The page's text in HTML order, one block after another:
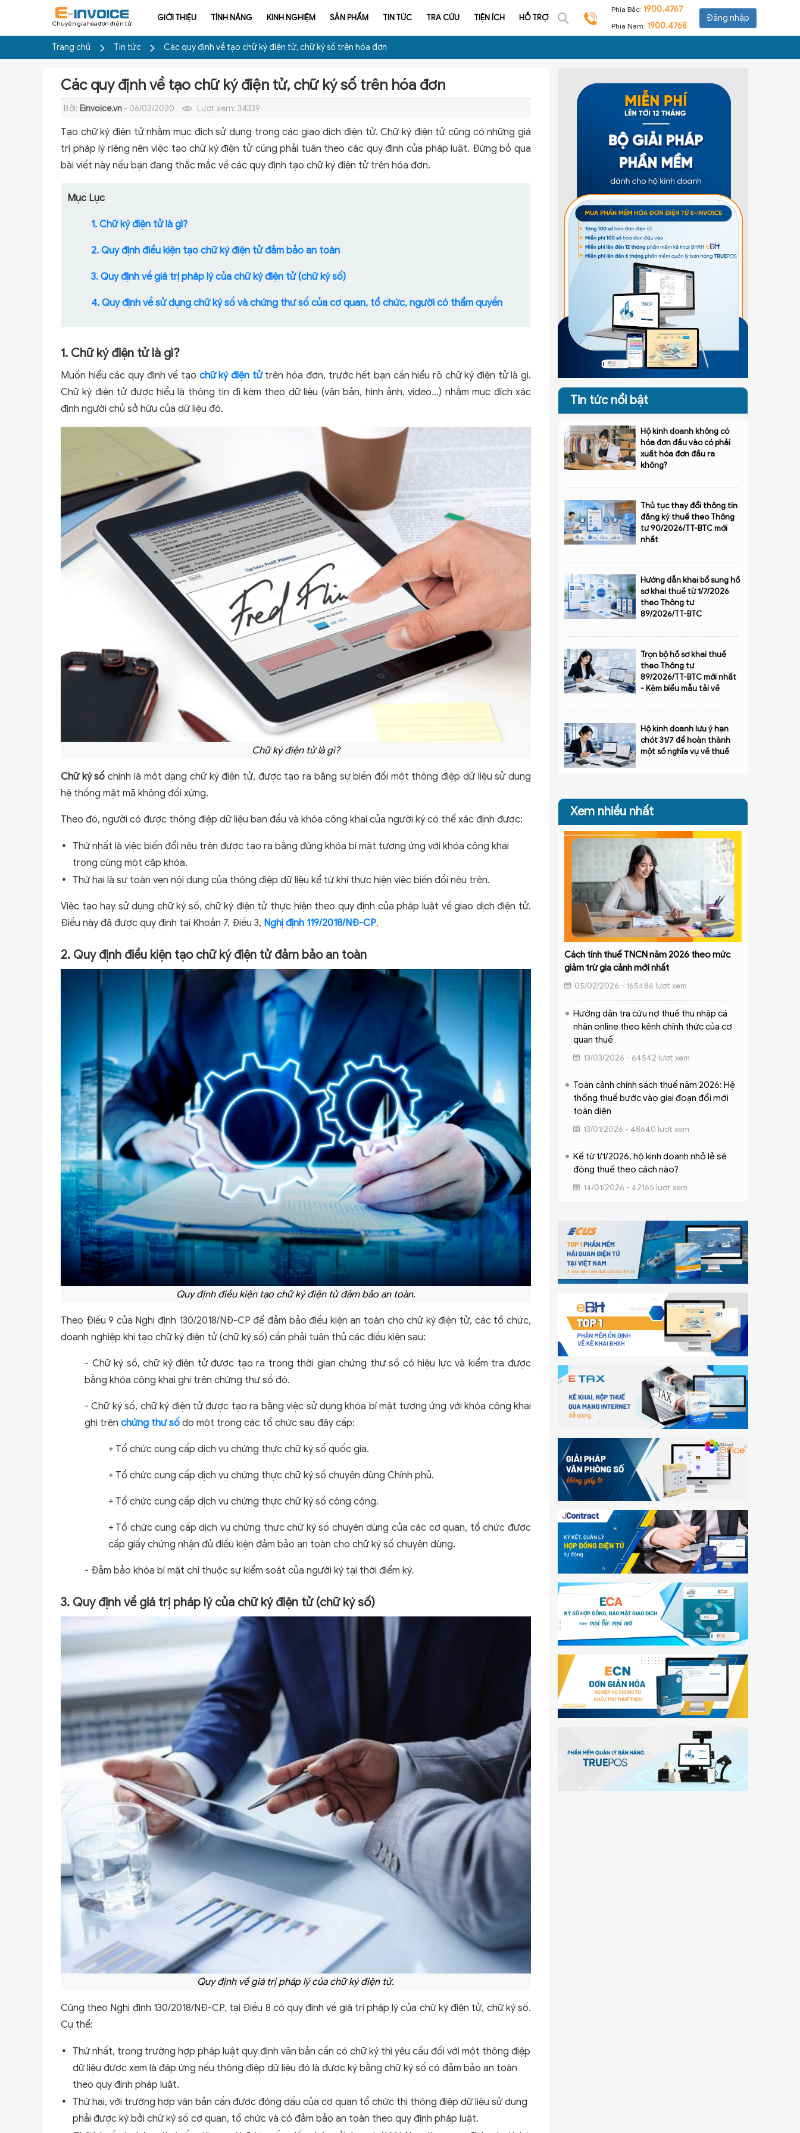
Chuyên gia hóa đơn điện tử
GIỚI THIỆU TÍNH NĂNG KINH NGHIỆM SẢN PHẨM TIN TỨC TRA CỨU TIỆN ÍCH HỖ TRỢ
Phía Bắc: 1900.4767
Phía Nam: 1900.4768
Đăng nhập
Trang chủ Tin tức Các quy định về tạo chữ ký điện tử, chữ ký số trên hóa đơn
Các quy định về tạo chữ ký điện tử, chữ ký số trên hóa đơn
Bởi: Einvoice.vn - 06/02/2020 Lượt xem: 34339
Tạo chữ ký điện tử nhằm mục đích sử dụng trong các giao dịch điện tử. Chữ ký điện tử cũng có những giá
trị pháp lý riêng nên việc tạo chữ ký điện tử cũng phải tuân theo các quy định của pháp luật. Đừng bỏ qua
bài viết này nếu bạn đang thắc mắc về các quy định tạo chữ ký điện tử trên hóa đơn.
Mục Lục
1. Chữ ký điện tử là gì?
2. Quy định điều kiện tạo chữ ký điện tử đảm bảo an toàn
3. Quy định về giá trị pháp lý của chữ ký điện tử (chữ ký số)
4. Quy định về sử dụng chữ ký số và chứng thư số của cơ quan, tổ chức, người có thẩm quyền
1. Chữ ký điện tử là gì?
Muốn hiểu các quy định về tạo chữ ký điện tửtrên hóa đơn, trước hết bạn cần hiểu rõ chữ ký điện tử là gì.
Chữ ký điện tử được hiểu là thông tin đi kèm theo dữ liệu (văn bản, hình ảnh, video...) nhằm mục đích xác
định người chủ sở hữu của dữ liệu đó.
Chữ ký điện tử là gì?
Chữ ký sốchính là một dạng chữ ký điện tử, được tạo ra bằng sự biến đổi một thông điệp dữ liệu sử dụng
hệ thống mật mã không đối xứng.
Theo đó, người có được thông điệp dữ liệu ban đầu và khóa công khai của người ký có thể xác định được:
Thứ nhất là việc biến đổi nêu trên được tạo ra bằng đúng khóa bí mật tương ứng với khóa công khai
trong cùng một cặp khóa.
Thứ hai là sự toàn vẹn nội dung của thông điệp dữ liệu kể từ khi thực hiện việc biến đổi nêu trên.
Việc tạo hay sử dụng chữ ký số, chữ ký điện tử thực hiện theo quy định của pháp luật về giao dịch điện tử.
Điều này đã được quy định tại Khoản 7, Điều 3, Nghị định 119/2018/NĐ-CP.
2. Quy định điều kiện tạo chữ ký điện tử đảm bảo an toàn
Quy định điều kiện tạo chữ ký điện tử đảm bảo an toàn.
Theo Điều 9 của Nghị định 130/2018/NĐ-CP để đảm bảo điều kiện an toàn cho chữ ký điện tử, các tổ chức,
doanh nghiệp khi tạo chữ ký điện tử (chữ ký số) cần phải tuân thủ các điều kiện sau:
- Chữ ký số, chữ ký điện tử được tạo ra trong thời gian chứng thư số có hiệu lực và kiểm tra được
bằng khóa công khai ghi trên chứng thư số đó.
- Chữ ký số, chữ ký điện tử được tạo ra bằng việc sử dụng khóa bí mật tương ứng với khóa công khai
ghi trên chứng thư số do một trong các tổ chức sau đây cấp:
+ Tổ chức cung cấp dịch vụ chứng thực chữ ký số quốc gia.
+ Tổ chức cung cấp dịch vụ chứng thực chữ ký số chuyên dùng Chính phủ.
+ Tổ chức cung cấp dịch vụ chứng thực chữ ký số công cộng.
+ Tổ chức cung cấp dịch vụ chứng thực chữ ký số chuyên dùng của các cơ quan, tổ chức được
cấp giấy chứng nhận đủ điều kiện đảm bảo an toàn cho chữ ký số chuyên dùng.
- Đảm bảo khóa bí mật chỉ thuộc sự kiểm soát của người ký tại thời điểm ký.
3. Quy định về giá trị pháp lý của chữ ký điện tử (chữ ký số)
Quy định về giá trị pháp lý của chữ ký điện tử.
Cũng theo Nghị định 130/2018/NĐ-CP, tại Điều 8 có quy định về giá trị pháp lý của chữ ký điện tử, chữ ký số.
Cụ thể:
Thứ nhất, trong trường hợp pháp luật quy định văn bản cần có chữ ký thì yêu cầu đối với một thông điệp
dữ liệu được xem là đáp ứng nếu thông điệp dữ liệu đó là được ký bằng chữ ký số có đảm bảo an toàn
theo quy định pháp luật.
Thứ hai, với trường hợp văn bản cần được đóng dấu của cơ quan tổ chức thì thông điệp dữ liệu sử dụng
phải được ký bởi chữ ký số cơ quan, tổ chức và có đảm bảo an toàn theo quy định pháp luật.
Tin tức nổi bật
Hộ kinh doanh không có
hóa đơn đầu vào có phải
xuất hóa đơn đầu ra
không?
Thủ tục thay đổi thông tin
đăng ký thuế theo Thông
tư 90/2026/TT-BTC mới
nhất
Hướng dẫn khai bổ sung hồ
sơ khai thuế từ 1/7/2026
theo Thông tư
89/2026/TT-BTC
Trọn bộ hồ sơ khai thuế
theo Thông tư
89/2026/TT-BTC mới nhất
- Kèm biểu mẫu tải về
Hộ kinh doanh lưu ý hạn
chót 31/7 để hoàn thành
một số nghĩa vụ về thuế
Xem nhiều nhất
Cách tính thuế TNCN năm 2026 theo mức
giảm trừ gia cảnh mới nhất
05/02/2026 - 165486 lượt xem
Hướng dẫn tra cứu nợ thuế thu nhập cá
nhân online theo kênh chính thức của cơ
quan thuế
13/03/2026 - 64542 lượt xem
Toàn cảnh chính sách thuế năm 2026: Hệ
thống thuế bước vào giai đoạn đổi mới
toàn diện
13/01/2026 - 48640 lượt xem
Kể từ 1/1/2026, hộ kinh doanh nhỏ lẻ sẽ
đóng thuế theo cách nào?
14/01/2026 - 42165 lượt xem